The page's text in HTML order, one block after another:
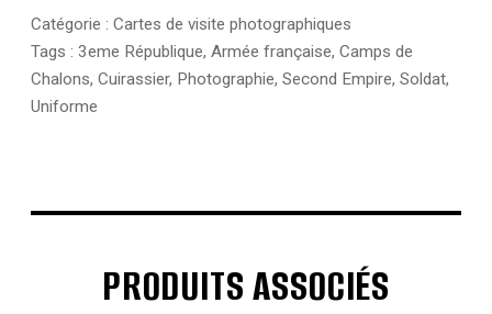
Catégorie : Cartes de visite photographiques
Tags : 3eme République, Armée française, Camps de
Chalons, Cuirassier, Photographie, Second Empire, Soldat,
Uniforme
PRODUITS ASSOCIÉS